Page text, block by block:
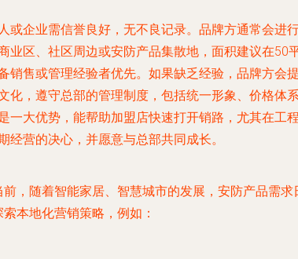
或企业需信誉良好，无不良记录。品牌方通常会进行
业区、社区周边或安防产品集散地，面积建议在50
销售或管理经验者优先。如果缺乏经验，品牌方会
化，遵守总部的管理制度，包括统一形象、价格体
一大优势，能帮助加盟店快速打开销路，尤其在工
经营的决心，并愿意与总部共同成长。
，随着智能家居、智慧城市的发展，安防产品需
本地化营销策略，例如：